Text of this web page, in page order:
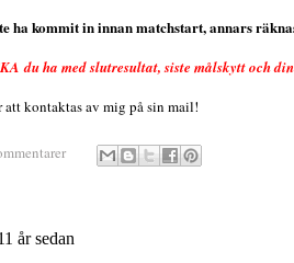
ha kommit in innan matchstart, annars
du ha med slutresultat, siste målskytt och
att kontaktas av mig på sin mail!